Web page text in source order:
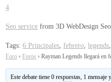
4
Seo service from 3D WebDesign
Tags:6 Principales, febrero,legends
Foro › Foros › Rayman Legends llegará en
Este debate tiene 0 respuestas, 1